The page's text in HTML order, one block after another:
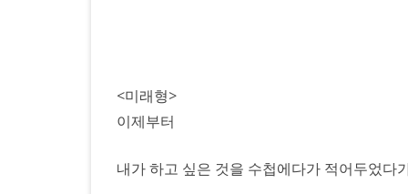
<미래형>
이제부터
내가 하고 싶은 것을 수첩에다가 적어두었다